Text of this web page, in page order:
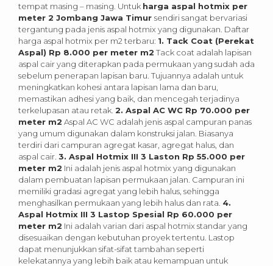
tempat masing – masing. Untuk harga aspal hotmix per
meter 2 Jombang Jawa Timur sendiri sangat bervariasi
tergantung pada jenis aspal hotmix yang digunakan. Daftar
harga aspal hotmix per m2 terbaru: 1. Tack Coat (Perekat
Aspal) Rp 8.000 per meter m2 Tack coat adalah lapisan
aspal cair yang diterapkan pada permukaan yang sudah ada
sebelum penerapan lapisan baru. Tujuannya adalah untuk
meningkatkan kohesi antara lapisan lama dan baru,
memastikan adhesi yang baik, dan mencegah terjadinya
terkelupasan atau retak. 2. Aspal AC WC Rp 70.000 per
meter m2 Aspal AC WC adalah jenis aspal campuran panas
yang umum digunakan dalam konstruksi jalan. Biasanya
terdiri dari campuran agregat kasar, agregat halus, dan
aspal cair. 3. Aspal Hotmix III 3 Laston Rp 55.000 per
meter m2 Ini adalah jenis aspal hotmix yang digunakan
dalam pembuatan lapisan permukaan jalan. Campuran ini
memiliki gradasi agregat yang lebih halus, sehingga
menghasilkan permukaan yang lebih halus dan rata. 4.
Aspal Hotmix III 3 Lastop Spesial Rp 60.000 per
meter m2 Ini adalah varian dari aspal hotmix standar yang
disesuaikan dengan kebutuhan proyek tertentu. Lastop
dapat menunjukkan sifat-sifat tambahan seperti
kelekatannya yang lebih baik atau kemampuan untuk